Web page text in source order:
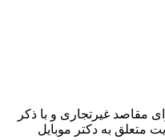
مقاصد غیرتجاری و با ذکر
متعلق به دکتر موبایل